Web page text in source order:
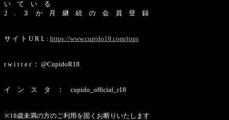
い て い る
2 . ３ か 月 継 続 の 会 員 登 録
サ イ ト U R L : https://www.cupido18.com/tops
t w i t t e r ： @CupidoR18
イ ン ス タ ： cupido_official_r18
※18歳未満の方のご利用を固くお断りいたします